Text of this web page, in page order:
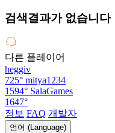
검색결과가 없습니다
다른 플레이어
heggiv
725° mitya1234
1594° SalaGames
1647°
정보 FAQ 개발자
언어 (Language)